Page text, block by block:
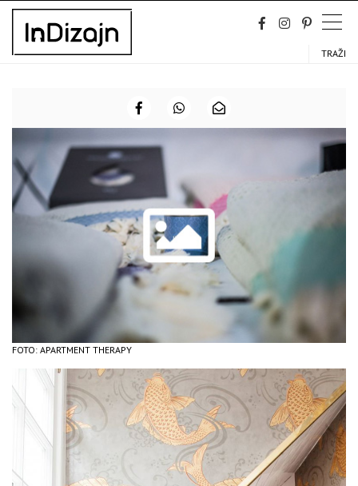
Skip
content
TRAŽI
FOTO: APARTMENT THERAPY